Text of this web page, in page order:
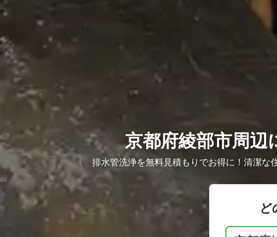
京都府綾部市周辺
排水管洗浄を無料見積もりでお得に！清潔な
ど